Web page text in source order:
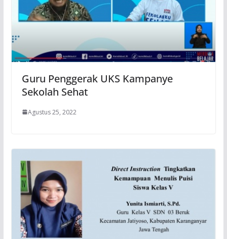
Guru Penggerak UKS Kampanye
Sekolah Sehat
Agustus 25, 2022